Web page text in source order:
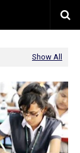
Show All